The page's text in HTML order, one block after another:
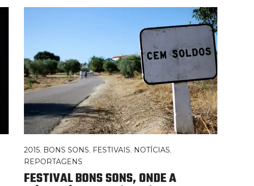
2015, BONS SONS, FESTIVAIS, NOTÍCIAS,
REPORTAGENS
FESTIVAL BONS SONS, ONDE A